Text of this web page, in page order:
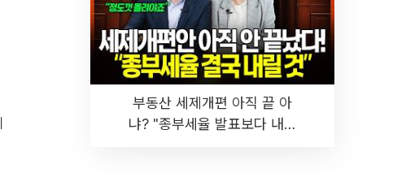
부동산 세제개편 아직 끝 아
냐? "종부세율 발표보다 내릴